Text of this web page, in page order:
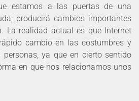
estamos a las puertas de una
producirá cambios importantes
La realidad actual es que Internet
cambio en las costumbres y
ya que en cierto sentido
en que nos relacionamos unos